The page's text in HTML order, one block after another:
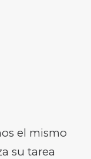
el mismo
su tarea